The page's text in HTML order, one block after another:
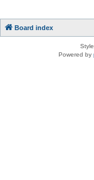
Board index
Powered by